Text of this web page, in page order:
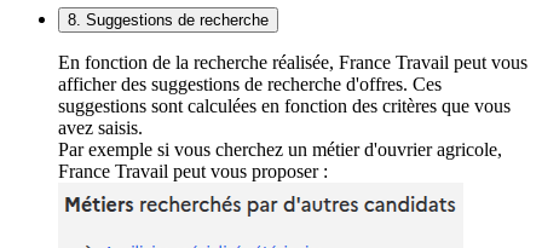
8. Suggestions de recherche
En fonction de la recherche réalisée, France Travail peut vous
afficher des suggestions de recherche d'offres. Ces
suggestions sont calculées en fonction des critères que vous
avez saisis.
Par exemple si vous cherchez un métier d'ouvrier agricole,
France Travail peut vous proposer :